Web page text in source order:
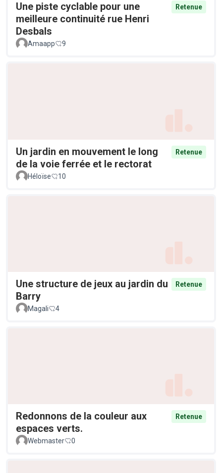
Une piste cyclable pour une
meilleure continuité rue Henri
Desbals
Retenue
Amaapp 9
Un jardin en mouvement le long
de la voie ferrée et le rectorat
Retenue
Héloïse 10
Une structure de jeux au jardin du
Barry
Retenue
Magali 4
Redonnons de la couleur aux
espaces verts.
Retenue
Webmaster 0